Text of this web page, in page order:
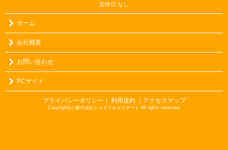
定休日:なし
ホーム
会社概要
お問い合わせ
PCサイト
プライバシーポリシー ｜ 利用規約 ｜アクセスマップ
Copyright(c) 株式会社ジェネラルエステート All rights reserved.